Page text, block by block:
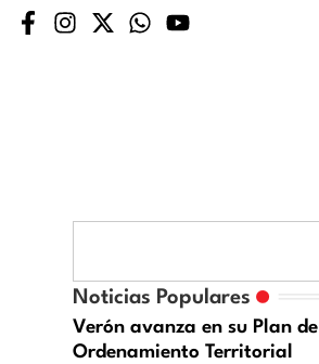
Noticias Populares
Verón avanza en su Plan de
Ordenamiento Territorial